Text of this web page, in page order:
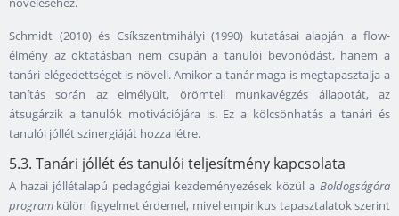
Schmidt (2010) és Csíkszentmihályi (1990) kutatásai alapján a flow-
élmény az oktatásban nem csupán a tanulói bevonódást, hanem a
tanári elégedettséget is növeli. Amikor a tanár maga is megtapasztalja a
tanítás során az elmélyült, örömteli munkavégzés állapotát, az
átsugárzik a tanulók motivációjára is. Ez a kölcsönhatás a tanári és
tanulói jóllét szinergiáját hozza létre.
5.3. Tanári jóllét és tanulói teljesítmény kapcsolata
A hazai jóllétalapú pedagógiai kezdeményezések közül a Boldogságóra
program külön figyelmet érdemel, mivel empirikus tapasztalatok szerint